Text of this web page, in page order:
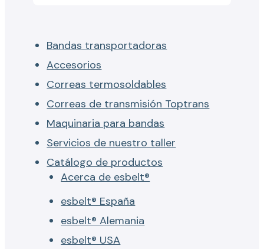
Bandas transportadoras
Accesorios
Correas termosoldables
Correas de transmisión Toptrans
Maquinaria para bandas
Servicios de nuestro taller
Catálogo de productos
Acerca de esbelt®
esbelt® España
esbelt® Alemania
esbelt® USA